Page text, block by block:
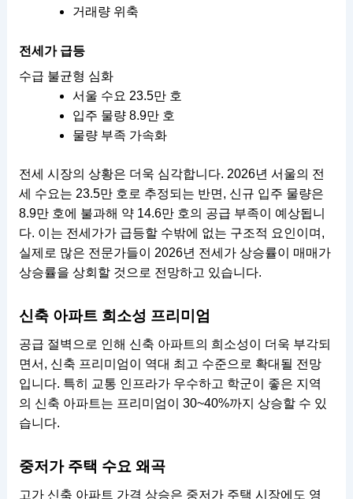
거래량 위축
전세가 급등
수급 불균형 심화
서울 수요 23.5만 호
입주 물량 8.9만 호
물량 부족 가속화
전세 시장의 상황은 더욱 심각합니다. 2026년 서울의 전
세 수요는 23.5만 호로 추정되는 반면, 신규 입주 물량은
8.9만 호에 불과해 약 14.6만 호의 공급 부족이 예상됩니
다. 이는 전세가가 급등할 수밖에 없는 구조적 요인이며,
실제로 많은 전문가들이 2026년 전세가 상승률이 매매가
상승률을 상회할 것으로 전망하고 있습니다.
신축 아파트 희소성 프리미엄
공급 절벽으로 인해 신축 아파트의 희소성이 더욱 부각되
면서, 신축 프리미엄이 역대 최고 수준으로 확대될 전망
입니다. 특히 교통 인프라가 우수하고 학군이 좋은 지역
의 신축 아파트는 프리미엄이 30~40%까지 상승할 수 있
습니다.
중저가 주택 수요 왜곡
고가 신축 아파트 가격 상승은 중저가 주택 시장에도 영